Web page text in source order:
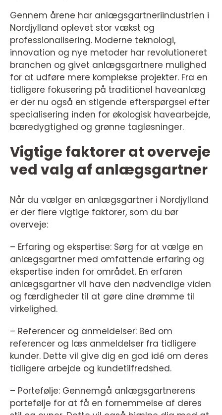
Gennem årene har anlægsgartneriindustrien i
Nordjylland oplevet stor vækst og
professionalisering. Moderne teknologi,
innovation og nye metoder har revolutioneret
branchen og givet anlægsgartnere mulighed
for at udføre mere komplekse projekter. Fra en
tidligere fokusering på traditionel haveanlæg
er der nu også en stigende efterspørgsel efter
specialisering inden for økologisk havearbejde,
bæredygtighed og grønne tagløsninger.
Vigtige faktorer at overveje
ved valg af anlægsgartner
Når du vælger en anlægsgartner i Nordjylland
er der flere vigtige faktorer, som du bør
overveje:
– Erfaring og ekspertise: Sørg for at vælge en
anlægsgartner med omfattende erfaring og
ekspertise inden for området. En erfaren
anlægsgartner vil have den nødvendige viden
og færdigheder til at gøre dine drømme til
virkelighed.
– Referencer og anmeldelser: Bed om
referencer og læs anmeldelser fra tidligere
kunder. Dette vil give dig en god idé om deres
tidligere arbejde og kundetilfredshed.
– Portefølje: Gennemgå anlægsgartnerens
portefølje for at få en fornemmelse af deres